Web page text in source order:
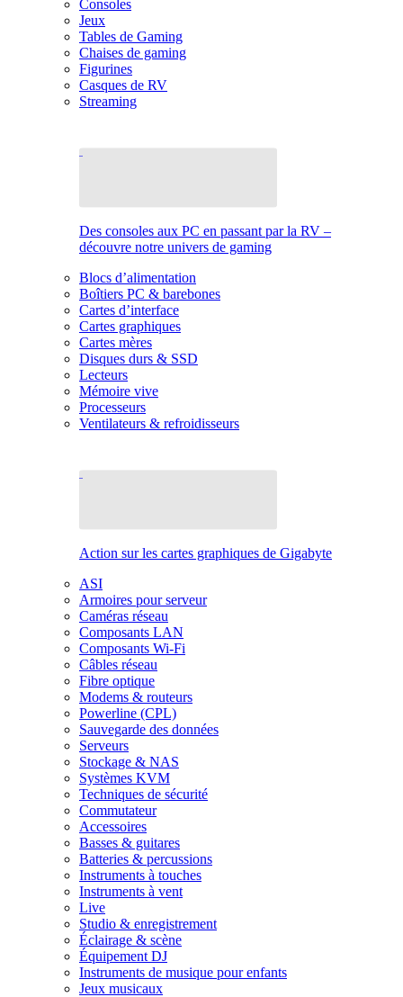
Consoles
Jeux
Tables de Gaming
Chaises de gaming
Figurines
Casques de RV
Streaming
Des consoles aux PC en passant par la RV –
découvre notre univers de gaming
Blocs d’alimentation
Boîtiers PC & barebones
Cartes d’interface
Cartes graphiques
Cartes mères
Disques durs & SSD
Lecteurs
Mémoire vive
Processeurs
Ventilateurs & refroidisseurs
Action sur les cartes graphiques de Gigabyte
ASI
Armoires pour serveur
Caméras réseau
Composants LAN
Composants Wi-Fi
Câbles réseau
Fibre optique
Modems & routeurs
Powerline (CPL)
Sauvegarde des données
Serveurs
Stockage & NAS
Systèmes KVM
Techniques de sécurité
Commutateur
Accessoires
Basses & guitares
Batteries & percussions
Instruments à touches
Instruments à vent
Live
Studio & enregistrement
Éclairage & scène
Équipement DJ
Instruments de musique pour enfants
Jeux musicaux